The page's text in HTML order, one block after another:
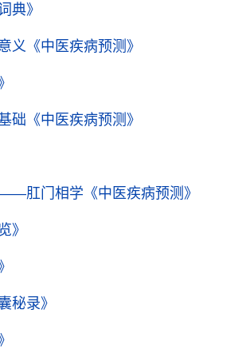
典》
义 《中医疾病预测》
础 《中医疾病预测》
——肛门相学 《中医疾病预测》
》
秘录》